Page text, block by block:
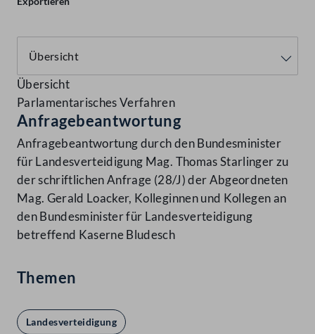
Übersicht
Parlamentarisches Verfahren
Anfragebeantwortung
Anfragebeantwortung durch den Bundesminister
für Landesverteidigung Mag. Thomas Starlinger zu
der schriftlichen Anfrage (28/J) der Abgeordneten
Mag. Gerald Loacker, Kolleginnen und Kollegen an
den Bundesminister für Landesverteidigung
betreffend Kaserne Bludesch
Themen
Landesverteidigung